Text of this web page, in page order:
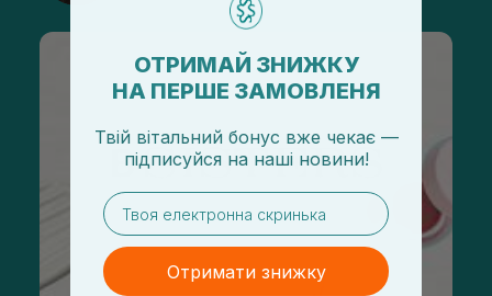
ОТРИМАЙ ЗНИЖКУ
НА ПЕРШЕ ЗАМОВЛЕНЯ
Твій вітальний бонус вже чекає —
підписуйся на наші новини!
email
Отримати знижку